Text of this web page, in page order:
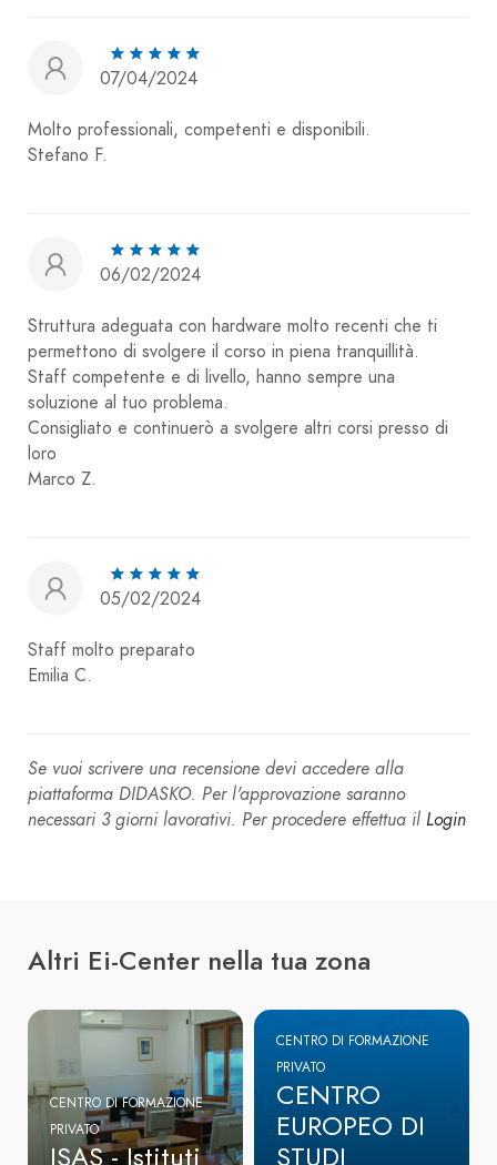
07/04/2024
Molto professionali, competenti e disponibili.
Stefano F.
06/02/2024
Struttura adeguata con hardware molto recenti che ti
permettono di svolgere il corso in piena tranquillità.
Staff competente e di livello, hanno sempre una
soluzione al tuo problema.
Consigliato e continuerò a svolgere altri corsi presso di
loro
Marco Z.
05/02/2024
Staff molto preparato
Emilia C.
Se vuoi scrivere una recensione devi accedere alla
piattaforma DIDASKO. Per l'approvazione saranno
necessari 3 giorni lavorativi. Per procedere effettua il Login
Altri Ei-Center nella tua zona
CENTRO DI FORMAZIONE
PRIVATO
ISAS - Istituti
CENTRO DI FORMAZIONE
PRIVATO
CENTRO
EUROPEO DI
STUDI